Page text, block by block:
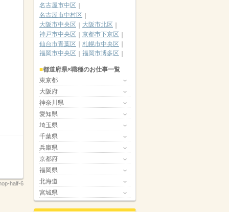
half-6
名古屋市中区
名古屋市中村区
大阪市中央区
大阪市北区
神戸市中央区
京都市下京区
仙台市青葉区
札幌市中央区
福岡市中央区
福岡市博多区
都道府県×職種のお仕事一覧
東京都
大阪府
神奈川県
愛知県
埼玉県
千葉県
兵庫県
京都府
福岡県
北海道
宮城県